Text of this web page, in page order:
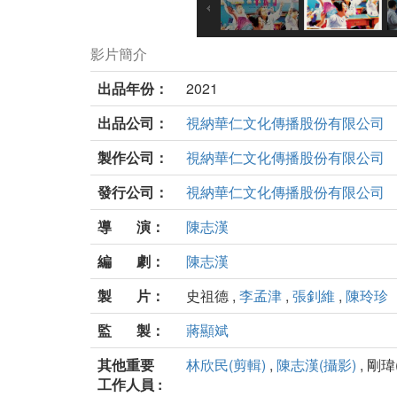
影片簡介
出品年份：
2021
出品公司：
視納華仁文化傳播股份有限公司
製作公司：
視納華仁文化傳播股份有限公司
發行公司：
視納華仁文化傳播股份有限公司
導 演：
陳志漢
編 劇：
陳志漢
製 片：
史祖德 , 李孟津 , 張釗維 , 陳玲珍
監 製：
蔣顯斌
其他重要
工作人員 :
林欣民(剪輯) , 陳志漢(攝影) , 剛